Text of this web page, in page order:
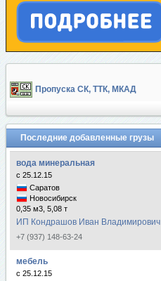
Пропуска СК, ТТК, МКАД
Последние добавленные грузы
вода минеральная
с 25.12.15
Саратов
Новосибирск
0,35 м3, 5,08 т
ИП Кондрашов Иван Владимирович
+7 (937) 148-63-24
мебель
с 25.12.15